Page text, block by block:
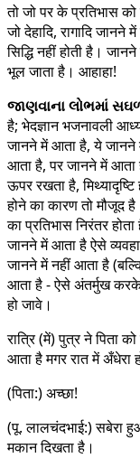
तो जो पर के प्रतिभास को
जो देहादि, रागादि जानने
सिद्धि नहीं होती है।
भूल जाता है। आहाहा!
જાણવાના લોભમાં
है; भेदज्ञान भजनावली
जानने में आता है, ये
आता है, पर जानने में आता
ऊपर रखता है,
होने का कारण तो मौजूद
का प्रतिभास निरंतर
जानने में आता है ऐसे
जानने में नहीं आता है
आता है - ऐसे अंतर्मुख
हो जावे।
रात्रि (में) पुत्र ने पिता
आता है मगर रात में अँधेरा
(पिता:) अच्छा!
(पू. लालचंदभाई:) सबेरा
मकान दिखता है।